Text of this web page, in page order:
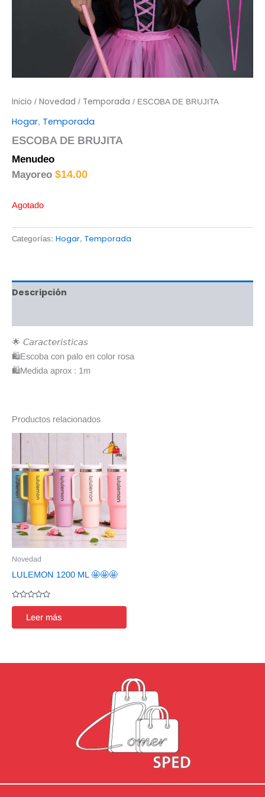
Inicio / Novedad / Temporada / ESCOBA DE BRUJITA
Hogar, Temporada
ESCOBA DE BRUJITA
Menudeo
Mayoreo $14.00
Agotado
Categorías: Hogar, Temporada
Descripción
🌟 𝘊𝘢𝘳𝘢𝘤𝘵𝘦𝘳𝘪𝘴𝘵𝘪𝘤𝘢𝘴
🛍Escoba con palo en color rosa
🛍Medida aprox : 1m
Productos relacionados
Novedad
LULEMON 1200 ML 🤩🤩🤩
Valorado
de
Leer más